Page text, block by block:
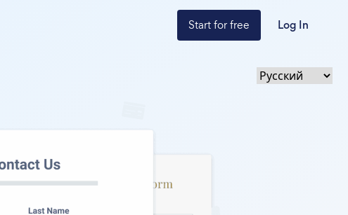
Start for free Log In